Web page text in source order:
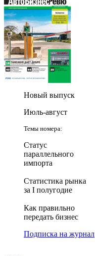
Новый выпуск
Июль-август
Темы номера:
Статус
параллельного
импорта
Статистика рынка
за I полугодие
Как правильно
передать бизнес
Подписка на журнал